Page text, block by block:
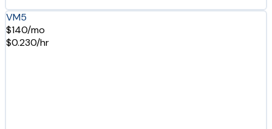
VM5
$140/mo
$0.230/hr